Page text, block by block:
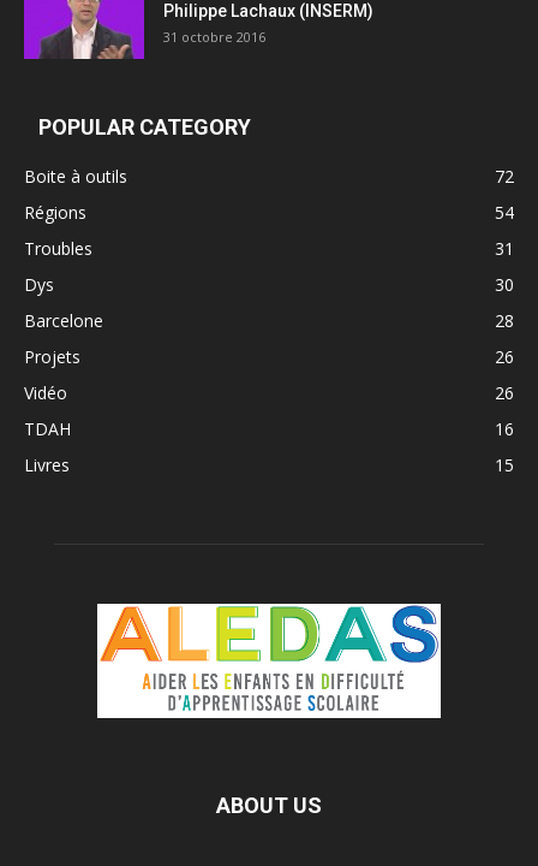
Philippe Lachaux (INSERM)
31 octobre 2016
POPULAR CATEGORY
Boite à outils
72
Régions
54
Troubles
31
Dys
30
Barcelone
28
Projets
26
Vidéo
26
TDAH
16
Livres
15
ABOUT US